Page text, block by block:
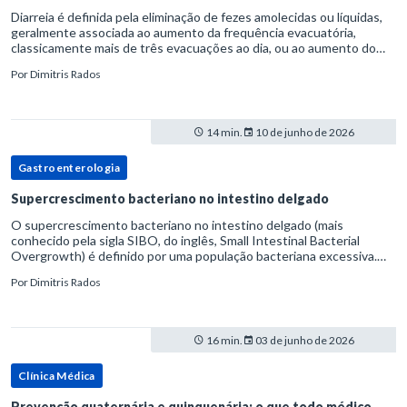
Diarreia é definida pela eliminação de fezes amolecidas ou líquidas,
geralmente associada ao aumento da frequência evacuatória,
classicamente mais de três evacuações ao dia, ou ao aumento do
PorDimitris Rados
14 min. 10 de junho de 2026
Gastroenterologia
Supercrescimento bacteriano no intestino delgado
O supercrescimento bacteriano no intestino delgado (mais
conhecido pela sigla SIBO, do inglês, Small Intestinal Bacterial
Overgrowth) é definido por uma população bacteriana excessiva.
PorDimitris Rados
16 min. 03 de junho de 2026
Clínica Médica